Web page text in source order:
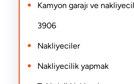
Kamyon garajı ve
3906
Nakliyeciler
Nakliyecilik yapmak